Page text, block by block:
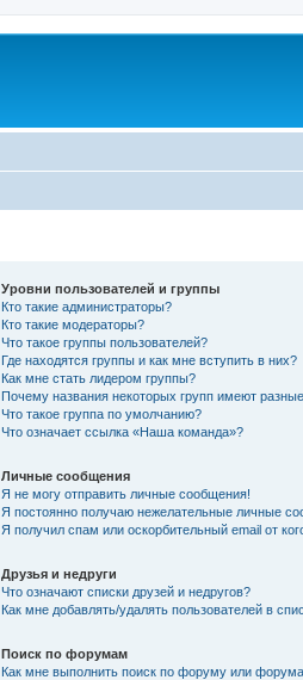
Уровни пользователей и группы
Кто такие администраторы?
Кто такие модераторы?
Что такое группы пользователей?
Где находятся группы и как мне вступить в них?
Как мне стать лидером группы?
Почему названия некоторых групп имеют
Что такое группа по умолчанию?
Что означает ссылка «Наша команда»?
Личные сообщения
Я не могу отправить личные сообщения!
Я постоянно получаю нежелательные личные
Я получил спам или оскорбительный email от
Друзья и недруги
Что означают списки друзей и недругов?
Как мне добавлять/удалять пользователей в
Поиск по форумам
Как мне выполнить поиск по форуму или